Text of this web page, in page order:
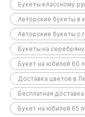
Букеты классному
Авторские букеты в
Авторские букеты с
Букеты на
Букет на юбилей 60
Доставка цветов в
Бесплатная
Букет на юбилей 65